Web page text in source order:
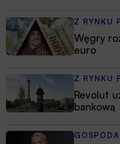
Z RYNKU
Węgry
euro
Z RYNKU
Revolut
bankową